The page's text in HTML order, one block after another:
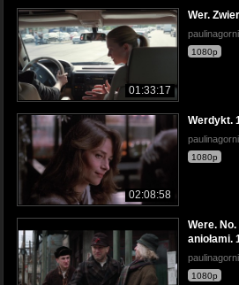
01:33:17
Wer.
1080p
02:08:58
Werdykt.
1080p
Were.
aniołami.
1080p